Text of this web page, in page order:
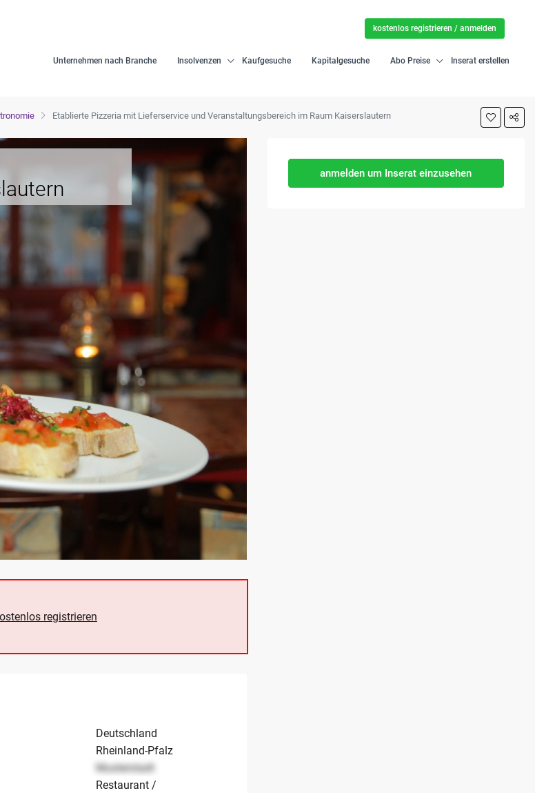
Unternehmen nach Branche Insolvenzen Kaufgesuche Kapitalgesuche Abo Preise Inserat erstellen
kostenlos registrieren / anmelden
Etablierte Pizzeria mit Lieferservice und Veranstaltungsbereich im Raum Kaiserslautern
registrieren
Deutschland
Rheinland-Pfalz
Musterstadt
Restaurant /
anmelden um Inserat einzusehen